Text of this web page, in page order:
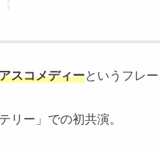
スコメディーというフレ
リー」での初共演。